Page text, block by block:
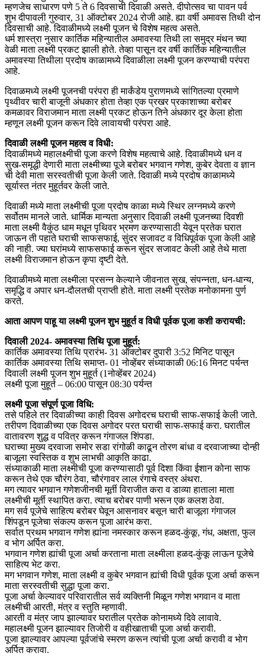
म्हणजेच साधारण पणे 5 ते 6 दिवसाची दिवाळी असते. दीपोत्सव चा पावन पर्व
शुभ दीपावली गुरुवार, 31 ऑक्टोबर 2024 रोजी आहे. ह्या वर्षी अमावस तिथी दोन
दिवसाची आहे. दिवाळीमध्ये लक्ष्मी पूजन चे विशेष महत्व असते.
धर्म शास्त्रा नुसार कार्तिक महिन्यातील अमावस्या तिथी ला समुद्र मंथन च्या
वेळी माता लक्ष्मी प्रकट झाली होते. तेव्हा पासून दर वर्षी कार्तिक महिन्यातील
अमावस्या तिथीला प्रदोष काळामध्ये दिवाळीला लक्ष्मी पूजन करण्याची परंपरा
आहे.
दिवाळमध्ये लक्ष्मी पूजनची परंपरा ही मार्कंडेय पुराणमध्ये सांगितल्या प्रमाणे
पृथ्वीवर चारी बाजूनी अंधकार होता तेव्हा एक प्रखर प्रकाशाच्या बरोबर
कमळावर विराजमान माता लक्ष्मी प्रकट होऊन तिने अंधकार दूर केला होता
म्हणून लक्ष्मी पूजन करून दिवे लावायची परंपरा आहे.
दिवाळी लक्ष्मी पूजन महत्व व विधी:
दिवाळीमध्ये महालक्ष्मीची पूजा करणे विशेष महत्वाचे आहे. दिवाळीमध्ये धन व
सुख-समृद्धी देणारी माता लक्ष्मीच्या पूजे बरोबर भगवान गणेश, कुबेर देवता व ज्ञान
ची देवी माता सरस्वतीची पूजा केली जाते. दिवाळी मध्ये प्रदोष काळामध्ये
सूर्यास्त नंतर मुहूर्तवर केली जाते.
दिवाळी मध्ये माता लक्ष्मीची पूजा प्रदोष काळा मध्ये स्थिर लग्नमध्ये करणे
सर्वोतम मानले जाते. धार्मिक मान्यता अनुसार दिवाळी लक्ष्मी पूजनच्या दिवशी
माता लक्ष्मी वैकुंठ धाम मधून पृथिवर भ्रमण करण्यासाठी येवून प्रतेक घरात
जाऊन ती पहाते घराची साफसफाई, सुंदर सजावट व विधिपूर्वक पूजा केली आहे
की नाही. ज्या घरांमध्ये साफसफाई करून सुंदर सजावट केली आहे तेथे माता
लक्ष्मी विराजमान होऊन कृपा दृष्टी देते.
दिवाळीमध्ये माता लक्ष्मीला प्रसन्न केल्याने जीवनात सुख, संपन्नता, धन-धान्य,
समृद्धि व अपार धन-दौलतची प्राप्ती होते. माता लक्ष्मी प्रतेक मनोकामना पुर्ण
करते.
आता आपण पाहू या लक्ष्मी पूजन शुभ मुहूर्त व विधी पूर्वक पूजा कशी करायची:
दिवाली 2024- अमावस्या तिथि पूजा मुहूर्त:
कार्तिक अमावस्या तिथि प्रारंभ- 31 ऑक्टोबर दुपारी 3:52 मिनिट पासून
कार्तिक अमावस्या तिथि समाप्त- 01 नोव्हेंबर संध्याकाळी 06:16 मिनट पर्यन्त
दिवाली लक्ष्मी पूजन शुभ मुहूर्त (1नोव्हेंबर 2024)
लक्ष्मी पूजा मुहूर्त – 06:00 पासून 08:30 पर्यन्त
लक्ष्मी पूजा संपूर्ण पूजा विधि:
तसे पहिले तर दिवाळीच्या काही दिवस अगोदरच घराची साफ-सफाई केली जाते.
तरीपण दिवाळीच्या एक दिवस अगोदर परत घराची साफ-सफाई करा. घरातील
वातावरण शुद्ध व पवित्र करून गंगाजल शिंपडा.
घराच्या मुख्य दरवाजा समोर सडा रांगोळी काढून तोरण बांधा व दरवाजाच्या दोन्ही
बाजूला स्वस्तिक व शुभ लाभची आकृति काढा.
संध्याकाळी माता लक्ष्मीची पूजा करण्यासाठी पूर्व दिशा किंवा ईशान कोना साफ
करून तेथे एक चौरंग ठेवा, चौरंगावर लाल रंगाचे वस्त्र अंथरा.
मग त्यावर भगवान गणेशजीनची मूर्ती विराजीत करा व डाव्या हाताला माता
लक्ष्मीची मूर्ती स्थापित करा. त्याच बरोबर पाणी भरून एक कलश ठेवा.
मग सर्व पूजेचे साहित्य बरोबर घेवून आसनावर बसून चारी बाजूला गंगाजल
शिंपडून पूजेचा संकल्प करून पूजा आरंभ करा.
सर्वात प्रथम भगवान गणेश ह्यांना नमस्कार करून हळद-कुंकू, गंध, अक्षता, फुल
व भोग अर्पित करा.
भगवान गणेश ह्यांची पूजा अर्चा करताना माता लक्ष्मीला हळद-कुंकू लाऊन पूजेचे
साहित्य भेट करा.
मग भगवान गणेश, माता लक्ष्मी व कुबेर भगवान ह्यांची विधी पूर्वक पूजा अर्चा करून
माता सरस्वतीची सुद्धा पूजा करा.
पूजा अर्चा केल्यावर परिवारातील सर्व व्यक्तिनी मिळून गणेश भगवान व माता
लक्ष्मीची आरती, मंत्र व स्तुति म्हणावी.
आरती व मंत्र जाप झाल्यावर घरातील प्रतेक कोनामध्ये दिवे लावावे.
महालक्ष्मी पूजन झाल्यावर तिजोरी व वहीखाताची पूजा अर्चा करावी.
पूजा झाल्यावर आपल्या पूर्वजांचे स्मरण करून त्यांची पूजा अर्चा करावी व भोग
अर्पित करावा.